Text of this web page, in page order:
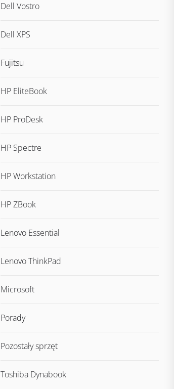
Dell Vostro
Dell XPS
Fujitsu
HP EliteBook
HP ProDesk
HP Spectre
HP Workstation
HP ZBook
Lenovo Essential
Lenovo ThinkPad
Microsoft
Porady
Pozostały sprzęt
Toshiba Dynabook